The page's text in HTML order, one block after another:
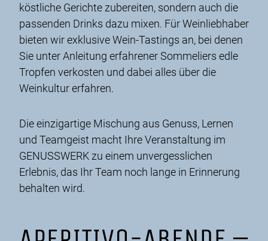
köstliche Gerichte zubereiten, sondern auch die
passenden Drinks dazu mixen. Für Weinliebhaber
bieten wir exklusive Wein-Tastings an, bei denen
Sie unter Anleitung erfahrener Sommeliers edle
Tropfen verkosten und dabei alles über die
Weinkultur erfahren.
Die einzigartige Mischung aus Genuss, Lernen
und Teamgeist macht Ihre Veranstaltung im
GENUSSWERK zu einem unvergesslichen
Erlebnis, das Ihr Team noch lange in Erinnerung
behalten wird.